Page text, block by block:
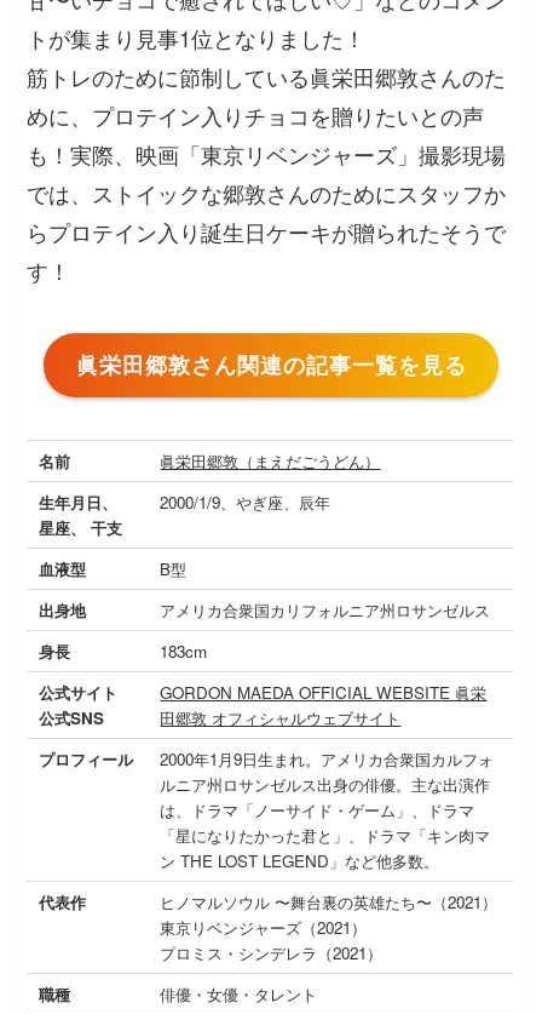
トが集まり見事1位となりました！
筋トレのために節制している眞栄田郷敦さんのた
めに、プロテイン入りチョコを贈りたいとの声
も！実際、映画「東京リベンジャーズ」撮影現場
では、ストイックな郷敦さんのためにスタッフか
らプロテイン入り誕生日ケーキが贈られたそうで
す！
眞栄田郷敦さん関連の記事一覧を見る
名前
眞栄田郷敦（まえだごうどん）
生年月日、
星座、 干支
2000/1/9、やぎ座、辰年
血液型
B型
出身地
アメリカ合衆国カリフォルニア州ロサンゼルス
身長
183cm
公式サイト
公式SNS
GORDON MAEDA OFFICIAL WEBSITE 眞栄
田郷敦 オフィシャルウェブサイト
プロフィール
2000年1月9日生まれ。アメリカ合衆国カルフォ
ルニア州ロサンゼルス出身の俳優。主な出演作
は、ドラマ「ノーサイド・ゲーム」、ドラマ
「星になりたかった君と」、ドラマ「キン肉マ
ン THE LOST LEGEND」など他多数。
代表作
ヒノマルソウル 〜舞台裏の英雄たち〜（2021）
東京リベンジャーズ（2021）
プロミス・シンデレラ（2021）
職種
俳優・女優・タレント